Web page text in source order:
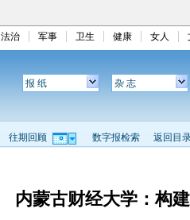
法治 军事 卫生 健康 女人
报 纸 杂 志
往期回顾 数字报检索 返回目
内蒙古财经大学：构